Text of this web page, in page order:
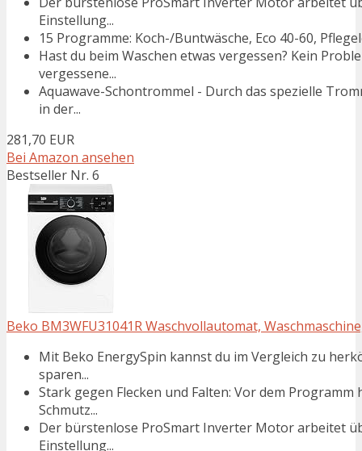
Einstellung...
15 Programme: Koch-/Buntwäsche, Eco 40-60,
Hast du beim Waschen etwas vergessen? Kein
vergessene...
Aquawave-Schontrommel - Durch das spezielle
in der...
281,70 EUR
Bei Amazon ansehen
Bestseller Nr. 6
Beko BM3WFU31041R Waschvollautomat,
Mit Beko EnergySpin kannst du im Vergleich zu
sparen...
Stark gegen Flecken und Falten: Vor dem
Schmutz...
Der bürstenlose ProSmart Inverter Motor arbeitet
Einstellung...